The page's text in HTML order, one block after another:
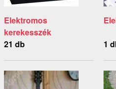
Elektromos
kerekesszék
21 db
1